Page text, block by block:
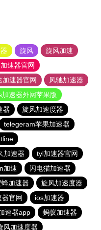
旋风
旋风加速
速器官网
加速器官网
风驰加速器
加速器外网苹果版
器
旋风加速度器
telegeram苹果加速器
加速器
tyl加速器官网
加速
闪电猫加速器
蜂加速器
旋风加速度器
器官网
ios加速器
速器app
蚂蚁加速器
风加速度器